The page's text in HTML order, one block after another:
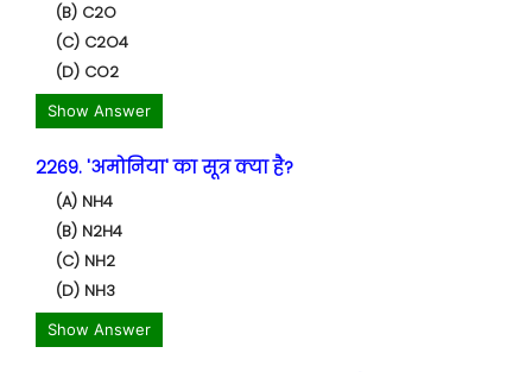
(B) C2O
(C) C2O4
(D) CO2
Show Answer
2269. 'अमोनिया' का सूत्र क्या है?
(A) NH4
(B) N2H4
(C) NH2
(D) NH3
Show Answer